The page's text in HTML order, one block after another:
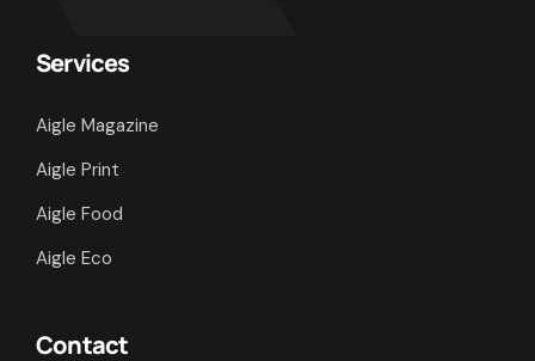
Services
Aigle Magazine
Aigle Print
Aigle Food
Aigle Eco
Contact